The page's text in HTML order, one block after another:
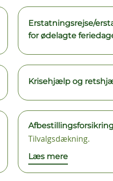
Erstatningsrejse/
for ødelagte
Krisehjælp og
Afbestillingsforsikring
Tilvalgsdækning.
Læs mere